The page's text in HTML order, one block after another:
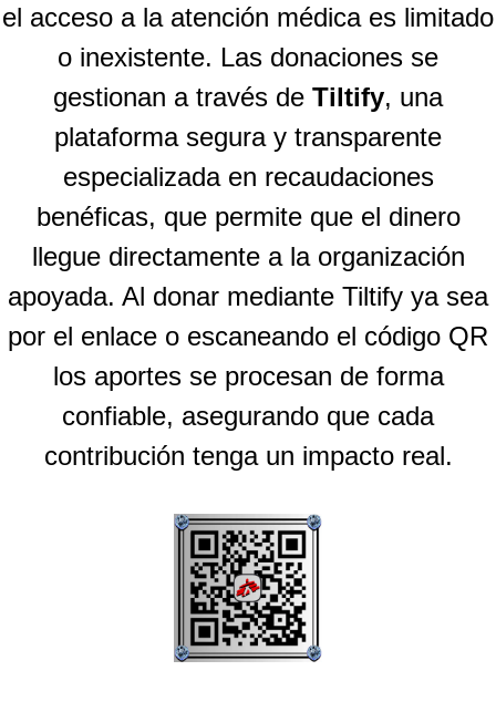
el acceso a la atención médica es limitado
o inexistente. Las donaciones se
gestionan a través de Tiltify, una
plataforma segura y transparente
especializada en recaudaciones
benéficas, que permite que el dinero
llegue directamente a la organización
apoyada. Al donar mediante Tiltify ya sea
por el enlace o escaneando el código QR
los aportes se procesan de forma
confiable, asegurando que cada
contribución tenga un impacto real.